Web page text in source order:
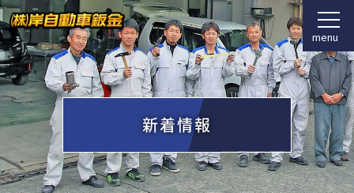
menu
新着情報